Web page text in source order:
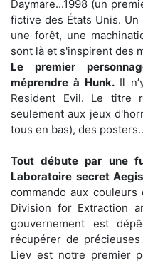
Daymare...1998 (un
fictive des États Unis.
une forêt, une
sont là et s'inspirent des
Le premier
méprendre à Hunk. Il
Resident Evil. Le titre
seulement aux jeux
tous en bas), des
Tout débute par une
Laboratoire secret
commando aux couleurs
Division for Extraction
gouvernement est
récupérer de
Liev est notre premier